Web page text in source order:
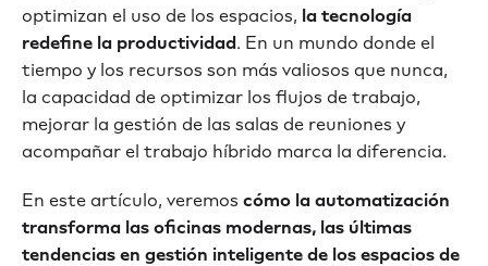
optimizan el uso de los espacios, la tecnología
redefine la productividad. En un mundo donde el
tiempo y los recursos son más valiosos que nunca,
la capacidad de optimizar los flujos de trabajo,
mejorar la gestión de las salas de reuniones y
acompañar el trabajo híbrido marca la diferencia.
En este artículo, veremos cómo la automatización
transforma las oficinas modernas, las últimas
tendencias en gestión inteligente de los espacios de